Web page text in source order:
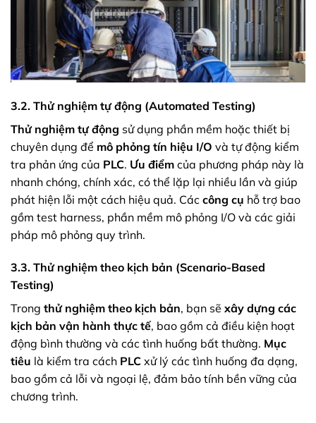
3.2. Thử nghiệm tự động (Automated Testing)
Thử nghiệm tự động sử dụng phần mềm hoặc thiết bị
chuyên dụng để mô phỏng tín hiệu I/O và tự động kiểm
tra phản ứng của PLC. Ưu điểm của phương pháp này là
nhanh chóng, chính xác, có thể lặp lại nhiều lần và giúp
phát hiện lỗi một cách hiệu quả. Các công cụ hỗ trợ bao
gồm test harness, phần mềm mô phỏng I/O và các giải
pháp mô phỏng quy trình.
3.3. Thử nghiệm theo kịch bản (Scenario-Based
Testing)
Trong thử nghiệm theo kịch bản, bạn sẽ xây dựng các
kịch bản vận hành thực tế, bao gồm cả điều kiện hoạt
động bình thường và các tình huống bất thường. Mục
tiêu là kiểm tra cách PLC xử lý các tình huống đa dạng,
bao gồm cả lỗi và ngoại lệ, đảm bảo tính bền vững của
chương trình.